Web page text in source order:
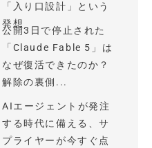
「入り口設計」という
発想
公開3日で停止された
「Claude Fable 5」は
なぜ復活できたのか？
解除の裏側...
AIエージェントが発注
する時代に備える、サ
プライヤーが今すぐ点